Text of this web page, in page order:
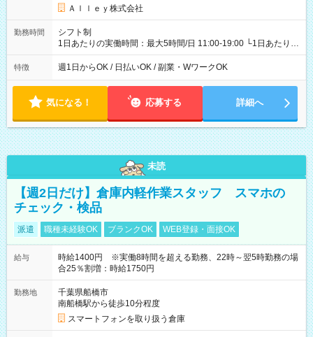
Ａｌｌｅｙ株式会社
勤務時間
シフト制
1日あたりの実働時間：最大5時間/日 11:00-19:00 └1日あたりの
実働時間：1-5時間 └上記の時間帯内であれば、いつでも勤務可
能！ └平日・土曜日の中で、お好きな曜日でご勤務いただけま
18:00 などのように、自由な働き方が可能なお仕事です！
特徴 週1日からOK / 日払いOK / 副業・WワークOK
気になる！ 応募する 詳細へ
未読
【週2日だけ】倉庫内軽作業スタッフ スマホの
チェック・検品
派遣 職種未経験OK ブランクOK WEB登録・面接OK
給与
時給1400円 ※実働8時間を超える勤務、22時～翌5時勤務の場
合25％割増：時給1750円
勤務地
千葉県船橋市
南船橋駅から徒歩10分程度
スマートフォンを取り扱う倉庫